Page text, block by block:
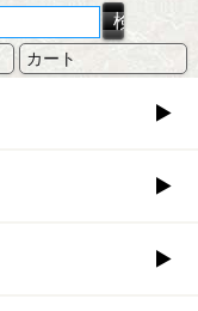
カート